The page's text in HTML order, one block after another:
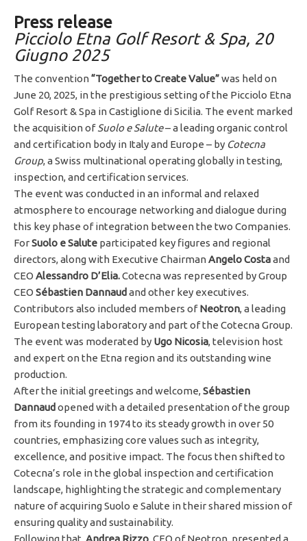
Press release
Picciolo Etna Golf Resort & Spa, 20
Giugno 2025
The convention“Together to Create Value”was held on
June 20, 2025, in the prestigious setting of the Picciolo Etna
Golf Resort & Spa in Castiglione di Sicilia. The event marked
the acquisition ofSuolo e Salute– a leading organic control
and certification body in Italy and Europe – by Cotecna
Group, a Swiss multinational operating globally in testing,
inspection, and certification services.
The event was conducted in an informal and relaxed
atmosphere to encourage networking and dialogue during
this key phase of integration between the two Companies.
ForSuolo e Salute participated key figures and regional
directors, along with Executive ChairmanAngelo Costaand
CEO Alessandro D’Elia.Cotecna was represented by Group
CEO Sébastien Dannaud and other key executives.
Contributors also included members ofNeotron, a leading
European testing laboratory and part of the Cotecna Group.
The event was moderated by Ugo Nicosia, television host
and expert on the Etna region and its outstanding wine
production.
After the initial greetings and welcome,Sébastien
Dannaud opened with a detailed presentation of the group
from its founding in 1974 to its steady growth in over 50
countries, emphasizing core values such as integrity,
excellence, and positive impact. The focus then shifted to
Cotecna’s role in the global inspection and certification
landscape, highlighting the strategic and complementary
nature of acquiring Suolo e Salute in their shared mission of
ensuring quality and sustainability.